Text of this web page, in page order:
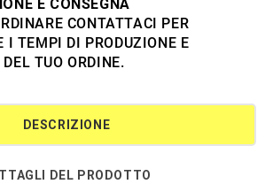
E CONSEGNA
CONTATTACI PER
I TEMPI DI PRODUZIONE E
TUO ORDINE.
DESCRIZIONE
DEL PRODOTTO